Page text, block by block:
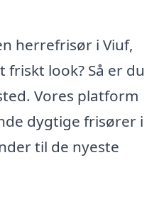
herrefrisør i Viuf,
look? Så er du
Vores platform
dygtige frisører i
til de nyeste